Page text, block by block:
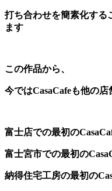
打ち合わせを簡素化する
ます
この作品から、
今ではCasaCafeも他の
富士店での最初の
富士宮市での最初の
納得住宅工房の最初の